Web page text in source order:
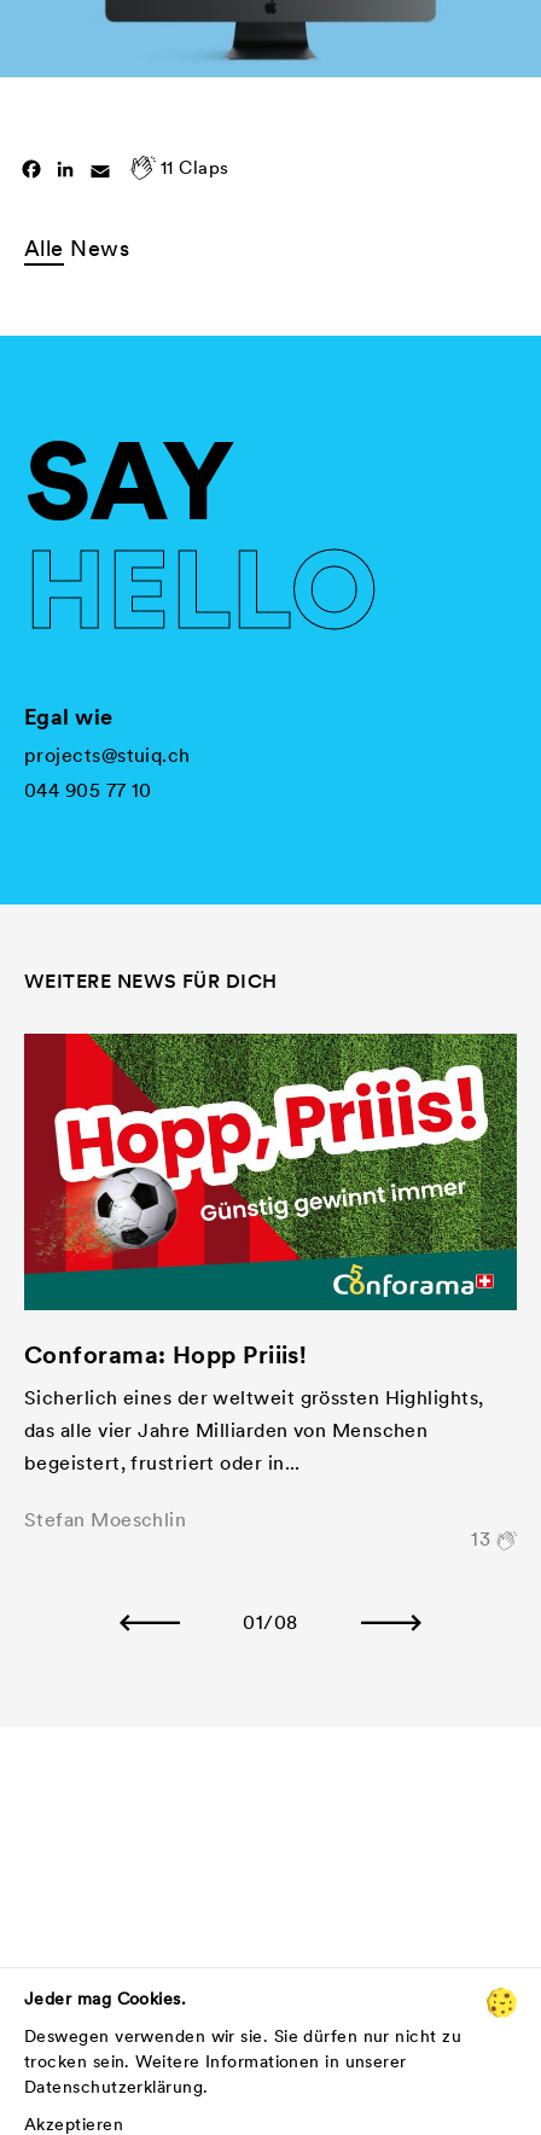
11 Claps
Facebook
LinkedIn
Email
Alle News
SAY
HELLO
Egal wie
projects@stuiq.ch
044 905 77 10
WEITERE NEWS FÜR DICH
Conforama: Hopp Priiis!
Sicherlich eines der weltweit grössten Highlights,
das alle vier Jahre Milliarden von Menschen
begeistert, frustriert oder in...
Stefan Moeschlin
13
01/08
Jeder mag Cookies.
Deswegen verwenden wir sie. Sie dürfen nur nicht zu
trocken sein. Weitere Informationen in unserer
Datenschutzerklärung.
Akzeptieren